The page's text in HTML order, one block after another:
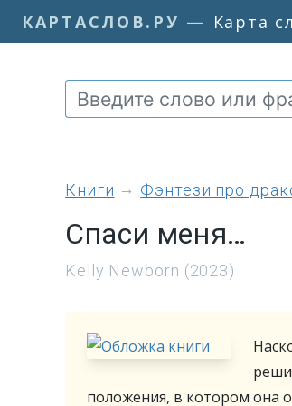
КАРТАСЛОВ.РУ — Карта
книги Фэнтези про
Спаси меня…
Kelly Newborn (2023)
положения, в котором она